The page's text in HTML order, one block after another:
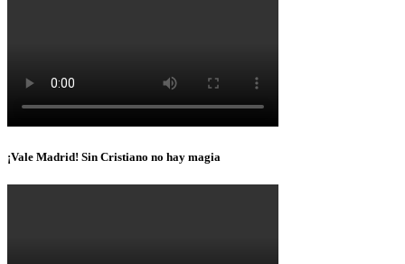
¡Vale Madrid! Sin Cristiano no hay magia